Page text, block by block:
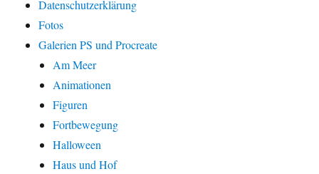
Datenschutzerklärung
Fotos
Galerien PS und Procreate
Am Meer
Animationen
Figuren
Fortbewegung
Halloween
Haus und Hof